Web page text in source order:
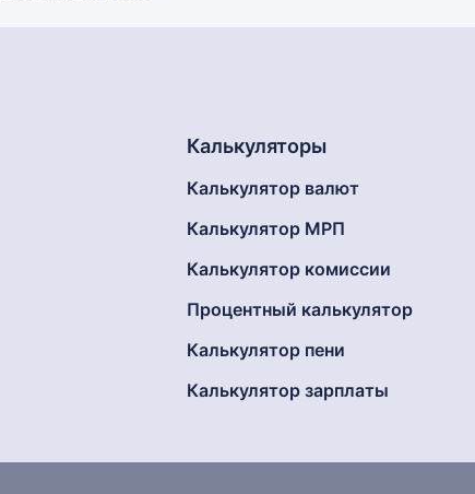
Калькуляторы
Калькулятор валют
Калькулятор МРП
Калькулятор комиссии
Процентный калькулятор
Калькулятор пени
Калькулятор зарплаты